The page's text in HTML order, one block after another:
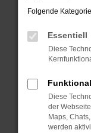
Prüfe
können
anderen
Starte
Das kann
Probleme
Folgende
Essentiell
Diese
Funktional
Diese
der
Maps,
werden